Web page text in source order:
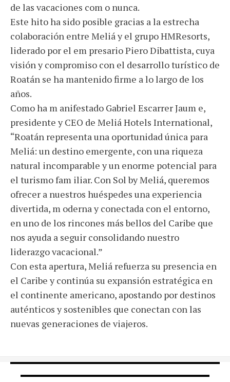
de las vacaciones com o nunca.
Este hito ha sido posible gracias a la estrecha
colaboración entre Meliá y el grupo HMResorts,
liderado por el em presario Piero Dibattista, cuya
visión y compromiso con el desarrollo turístico de
Roatán se ha mantenido firme a lo largo de los
años.
Como ha m anifestado Gabriel Escarrer Jaum e,
presidente y CEO de Meliá Hotels International,
“Roatán representa una oportunidad única para
Meliá: un destino emergente, con una riqueza
natural incomparable y un enorme potencial para
el turismo fam iliar. Con Sol by Meliá, queremos
ofrecer a nuestros huéspedes una experiencia
divertida, m oderna y conectada con el entorno,
en uno de los rincones más bellos del Caribe que
nos ayuda a seguir consolidando nuestro
liderazgo vacacional.”
Con esta apertura, Meliá refuerza su presencia en
el Caribe y continúa su expansión estratégica en
el continente americano, apostando por destinos
auténticos y sostenibles que conectan con las
nuevas generaciones de viajeros.